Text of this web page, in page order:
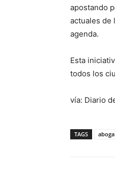
apostando
actuales de
agenda.
Esta
todos los
vía: Diario
TAGS aboga